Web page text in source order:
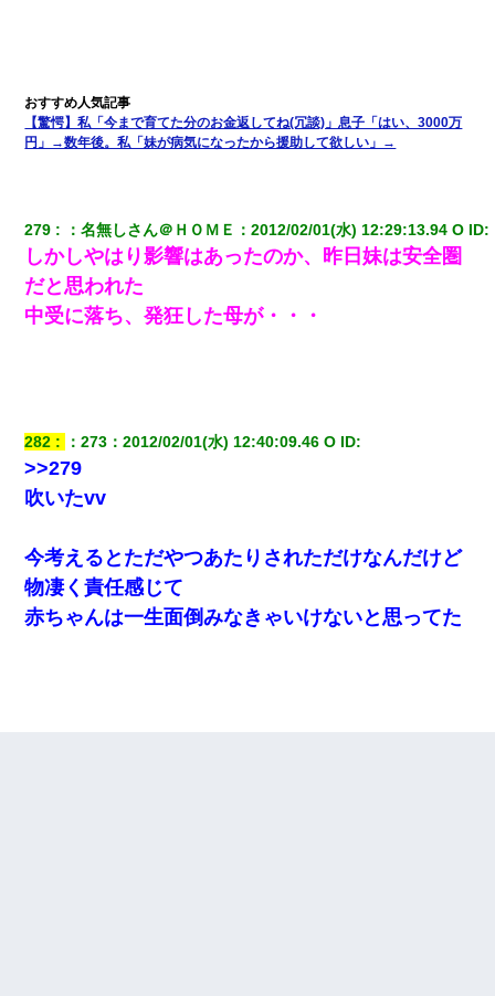
タあんてな
父親がくも膜下出血で突然ﾀﾋ。→母の貯金が0なことが判明。→母
「私を家に置いてほしい、どうか見捨てないで(土下座」俺・嫁
「…」
この母親は娘の黒歴史を掘り出さないと死ぬんか？ 死ぬんか？
妻が亡くなったんだけど正直ガチで嬉しい
妻と同居し始めたときから、よく妻が「どこかで音漏れしてな
い？音楽聞こえる」と言っていて…
17年飼っていた犬が亡くなった。鼻水垂らし嗚咽する私に、猫が
近づいて頭突きをしてきて…
【驚愕】私「今まで育てた分のお金返してね(冗談)」息子「はい、3000万
円」→数年後。私「妹が病気になったから援助して欲しい」→
279 ：名無しさん＠ＨＯＭＥ ：2012/02/01(水) 12:29:13.94 O ID:
しかしやはり影響はあったのか、昨日妹は安全圏
だと思われた
中受に落ち、発狂した母が・・・
282 ：273 ：2012/02/01(水) 12:40:09.46 O ID:
>>279
吹いたvv
今考えるとただやつあたりされただけなんだけど
物凄く責任感じて
赤ちゃんは一生面倒みなきゃいけないと思ってた